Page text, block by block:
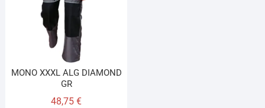
MONO XXXL ALG DIAMOND
GR
48,75€